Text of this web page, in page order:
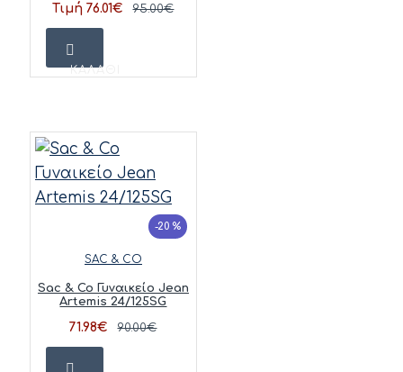
Τιμή 76.01€ 95.00€
ΚΑΛΆΘΙ
-20 %
SAC & CO
Sac & Co Γυναικείο Jean
Artemis 24/125SG
71.98€ 90.00€